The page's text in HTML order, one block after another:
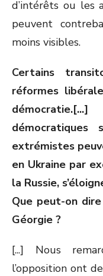
d’intérêts ou les
peuvent
moins visibles.
Certains
réformes
extrémistes
en Ukraine par
la Russie,
Que peut-on
Géorgie ?
[...] Nous
l’opposition ont